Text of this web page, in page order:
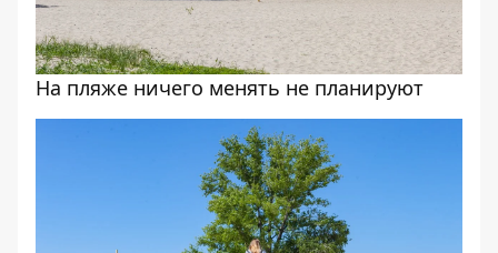
На пляже ничего менять не планируют